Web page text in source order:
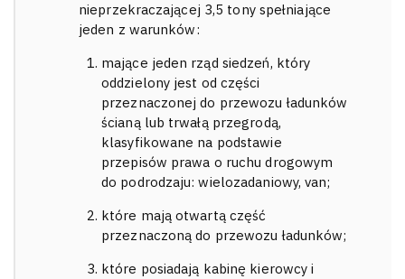
nieprzekraczającej 3,5 tony spełniające
jeden z warunków:
mające jeden rząd siedzeń, który
oddzielony jest od części
przeznaczonej do przewozu ładunków
ścianą lub trwałą przegrodą,
klasyfikowane na podstawie
przepisów prawa o ruchu drogowym
do podrodzaju: wielozadaniowy, van;
które mają otwartą część
przeznaczoną do przewozu ładunków;
które posiadają kabinę kierowcy i